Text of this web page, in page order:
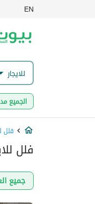
EN
للايجار
الجميع
فلل
فلل
جميع